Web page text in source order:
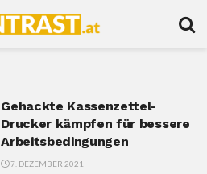
Gehackte Kassenzettel-
Drucker kämpfen für bessere
Arbeitsbedingungen
7. DEZEMBER 2021